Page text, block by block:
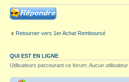
Répondre
Retourner vers 1er Achat Remboursé
QUI EST EN LIGNE
Utilisateurs parcourant ce forum: Aucun